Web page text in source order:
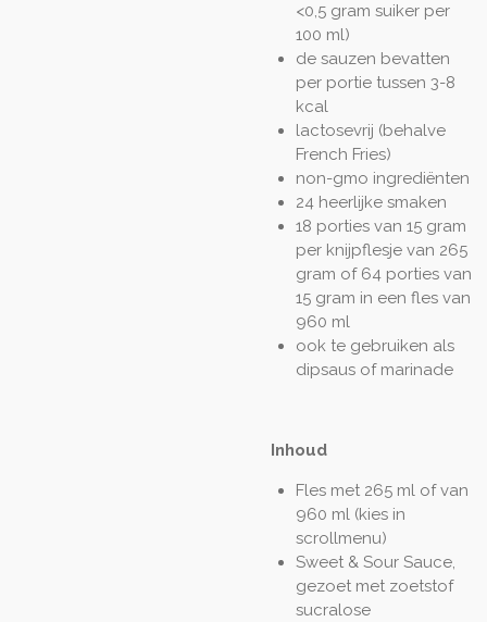
<0,5 gram suiker per
100 ml)
de sauzen bevatten
per portie tussen 3-8
kcal
lactosevrij (behalve
French Fries)
non-gmo ingrediënten
24 heerlijke smaken
18 porties van 15 gram
per knijpflesje van 265
gram of 64 porties van
15 gram in een fles van
960 ml
ook te gebruiken als
dipsaus of marinade
Inhoud
Fles met 265 ml of van
960 ml (kies in
scrollmenu)
Sweet & Sour Sauce,
gezoet met zoetstof
sucralose